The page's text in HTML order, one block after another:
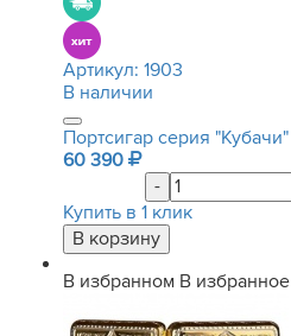
Артикул: 1903
В наличии
Портсигар серия "Кубачи"
60 390
-
Купить в 1 клик
В избранном В избранное